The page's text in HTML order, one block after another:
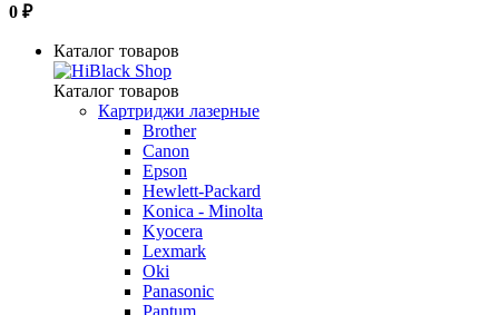
0 ₽
Каталог товаров
Каталог товаров
Картриджи лазерные
Brother
Canon
Epson
Hewlett-Packard
Konica - Minolta
Kyocera
Lexmark
Oki
Panasonic
Pantum